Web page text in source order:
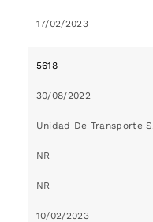
17/02/2023
5618
30/08/2022
Unidad De Transporte
NR
NR
10/02/2023